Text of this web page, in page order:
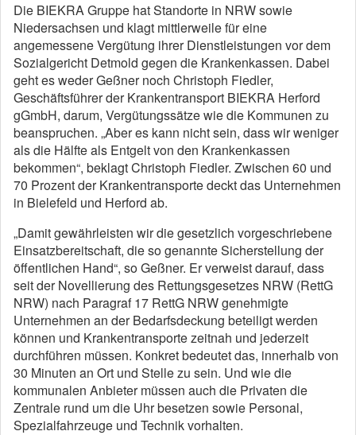
Die BIEKRA Gruppe hat Standorte in NRW sowie
Niedersachsen und klagt mittlerweile für eine
angemessene Vergütung ihrer Dienstleistungen vor dem
Sozialgericht Detmold gegen die Krankenkassen. Dabei
geht es weder Geßner noch Christoph Fiedler,
Geschäftsführer der Krankentransport BIEKRA Herford
gGmbH, darum, Vergütungssätze wie die Kommunen zu
beanspruchen. „Aber es kann nicht sein, dass wir weniger
als die Hälfte als Entgelt von den Krankenkassen
bekommen“, beklagt Christoph Fiedler. Zwischen 60 und
70 Prozent der Krankentransporte deckt das Unternehmen
in Bielefeld und Herford ab.
„Damit gewährleisten wir die gesetzlich vorgeschriebene
Einsatzbereitschaft, die so genannte Sicherstellung der
öffentlichen Hand“, so Geßner. Er verweist darauf, dass
seit der Novellierung des Rettungsgesetzes NRW (RettG
NRW) nach Paragraf 17 RettG NRW genehmigte
Unternehmen an der Bedarfsdeckung beteiligt werden
können und Krankentransporte zeitnah und jederzeit
durchführen müssen. Konkret bedeutet das, innerhalb von
30 Minuten an Ort und Stelle zu sein. Und wie die
kommunalen Anbieter müssen auch die Privaten die
Zentrale rund um die Uhr besetzen sowie Personal,
Spezialfahrzeuge und Technik vorhalten.